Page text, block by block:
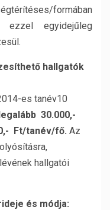
formában
egyidejűleg
hallgatók
es tanév10
30.000,-
Ft/tanév/fő. Az
hallgatói
és módja: